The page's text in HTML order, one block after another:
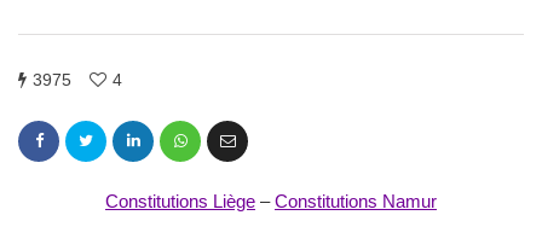
3975 4
Constitutions Liège –Constitutions Namur